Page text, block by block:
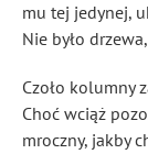
mu tej jedynej,
Nie było
Czoło kolumny
Choć wciąż
mroczny, jakby